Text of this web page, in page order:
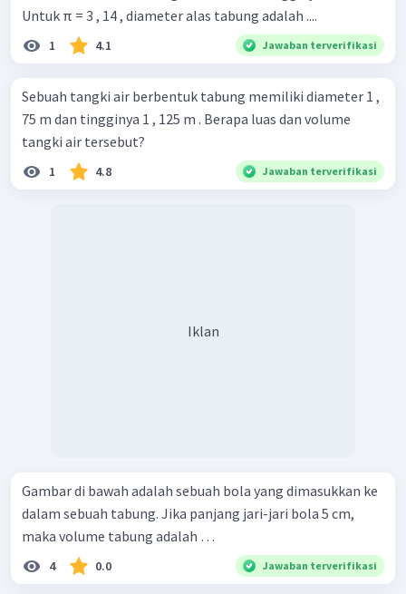
Untuk π = 3 , 14 , diameter alas tabung adalah ....
1 4.1 Jawaban terverifikasi
Sebuah tangki air berbentuk tabung memiliki diameter 1 ,
75 m dan tingginya 1 , 125 m . Berapa luas dan volume
tangki air tersebut?
1 4.8 Jawaban terverifikasi
Iklan
Gambar di bawah adalah sebuah bola yang dimasukkan ke
dalam sebuah tabung. Jika panjang jari-jari bola 5 cm,
maka volume tabung adalah …
4 0.0 Jawaban terverifikasi